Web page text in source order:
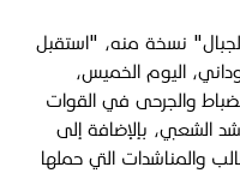
نسخة منه، "استقبل
اليوم الخميس،
والجرحى في القوات
الشعبي، بإلإضافة إلى
المطالب والمناشدات التي حملها